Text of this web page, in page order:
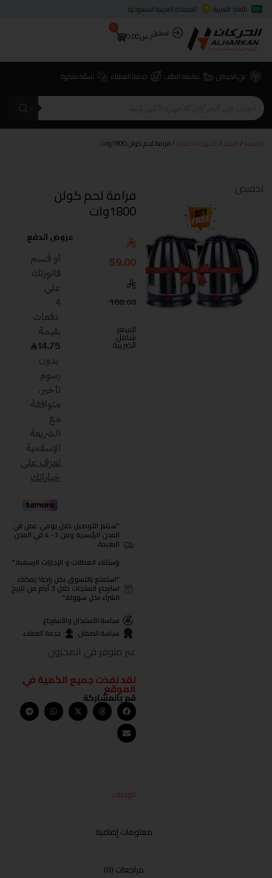
اللغة: العربية
المملكة العربية السعودية
تسجيلر.س0.00
0
عن الحركان متابعة الطلب خدمة العملاء اسئلة متكررة
الرئيسية/المتجر/الأجهزة الصغيرة/ فرامة لحم كولن 1800وات
تخفيض فرامة لحم كولن
1800وات
100.00
59.00
السعر
شامل
الضريبة
عروض الدفع
"سيتم التوصيل خلال يومي عمل في
المدن الرئيسية ومن 3- 4 في المدن
البعيدة.
بإستثناء العطلات و الإجازات الرسمية."
"استمتع بالتسوق بكل راحة! يمكنك
استرجاع المنتجات خلال 3 أيام من تاريخ
الشراء بكل سهولة."
سياسة الأستبدال والأسترجاع
سياسة الضمان
خدمة العملاء
غير متوفر في المخزون
لقد نفذت جميع الكمية في
الموقع
قم بالمشاركة
الوصف
معلومات إضافية
مراجعات (0)